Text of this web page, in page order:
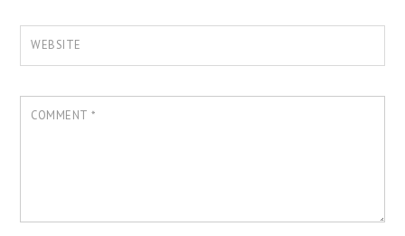
WEBSITE
COMMENT *